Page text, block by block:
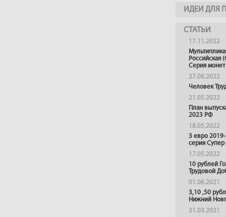
ИДЕИ ДЛЯ
СТАТЬИ
17.11.2022
Российская
Серия монет
27.08.2022
Человек
21.05.2022
План
2023 РФ
18.05.2022
3 евро
серия
17.05.2022
10 рублей
Трудовой
01.06.2021
3,10 ,50
Нижний
31.03.2021